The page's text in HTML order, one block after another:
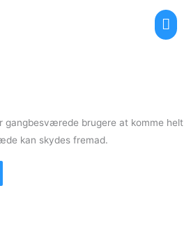
gangbesværede brugere at komme helt
kan skydes fremad.